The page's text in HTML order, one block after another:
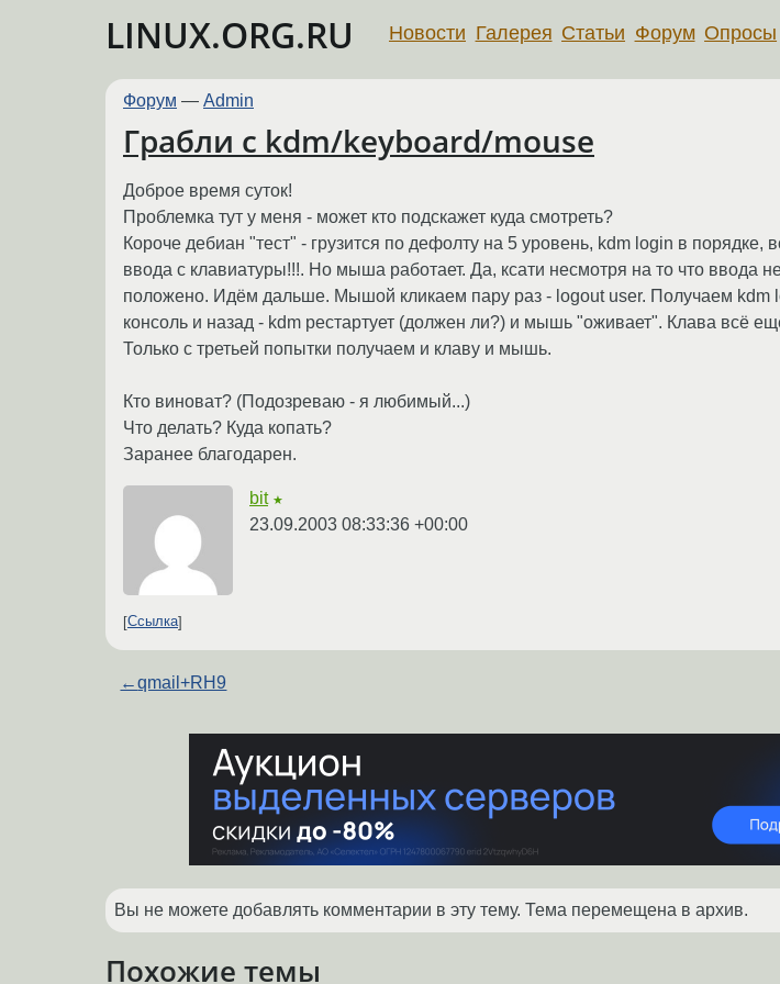
LINUX.ORG.RU Новости Галерея Статьи Форум Опросы
Форум — Admin
Грабли с kdm/keyboard/mouse
Доброе время суток!
Проблемка тут у меня - может кто подскажет куда смотреть?
Короче дебиан "тест" - грузится по дефолту на 5 уровень, kdm login в
ввода с клавиатуры!!!. Но мыша работает. Да, ксати несмотря на то что ввода
положено. Идём дальше. Мышой кликаем пару раз - logout user. Получаем
консоль и назад - kdm рестартует (должен ли?) и мышь "оживает". Клава всё
Только с третьей попытки получаем и клаву и мышь.
Кто виноват? (Подозреваю - я любимый...)
Что делать? Куда копать?
Заранее благодарен.
bit ★
23.09.2003 08:33:36 +00:00
Ссылка
←qmail+RH9
Вы не можете добавлять комментарии в эту тему. Тема перемещена в архив.
Похожие темы